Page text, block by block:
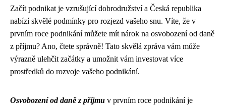
Začít podnikat je vzrušující dobrodružství a Česká republika
nabízí skvělé podmínky pro rozjezd vašeho snu. Víte, že v
prvním roce podnikání můžete mít nárok na osvobození od daně
z příjmu? Ano, čtete správně! Tato skvělá zpráva vám může
výrazně ulehčit začátky a umožnit vám investovat více
prostředků do rozvoje vašeho podnikání.
Osvobození od daně z příjmu v prvním roce podnikání je